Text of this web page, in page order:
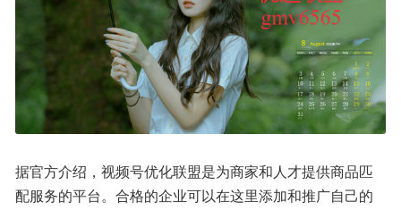
据官方介绍，视频号优化联盟是为商家和人才提供商品匹
配服务的平台。合格的企业可以在这里添加和推广自己的